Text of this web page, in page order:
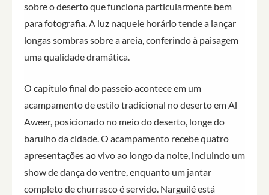
sobre o deserto que funciona particularmente bem
para fotografia. A luz naquele horário tende a lançar
longas sombras sobre a areia, conferindo à paisagem
uma qualidade dramática.
O capítulo final do passeio acontece em um
acampamento de estilo tradicional no deserto em Al
Aweer, posicionado no meio do deserto, longe do
barulho da cidade. O acampamento recebe quatro
apresentações ao vivo ao longo da noite, incluindo um
show de dança do ventre, enquanto um jantar
completo de churrasco é servido. Narguilé está